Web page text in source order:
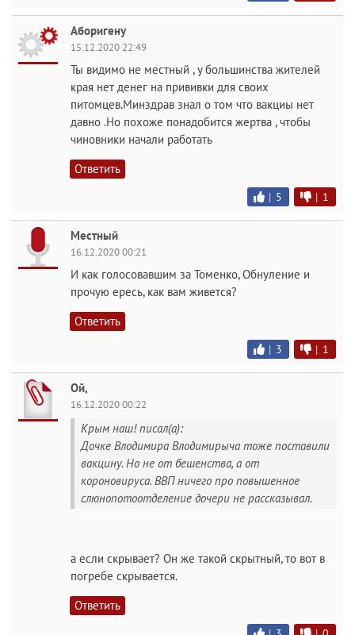
Аборигену
15.12.2020 22:49
Ты видимо не местный , у большинства жителей
края нет денег на прививки для своих
питомцев.Минздрав знал о том что вакциы нет
давно .Но похоже понадобится жертва , чтобы
чиновники начали работать
Ответить
| 5 | 1
Местный
16.12.2020 00:21
И как голосовавшим за Томенко, Обнуление и
прочую ересь, как вам живется?
Ответить
| 3 | 1
Ой,
16.12.2020 00:22
Крым наш! писал(а):
Дочке Влодимира Влодимирыча тоже поставили
вакцину. Но не от бешенства, а от
короновируса. ВВП ничего про повышенное
слюнопотоотделение дочери не рассказывал.
а если скрывает? Он же такой скрытный, то вот в
погребе скрывается.
Ответить